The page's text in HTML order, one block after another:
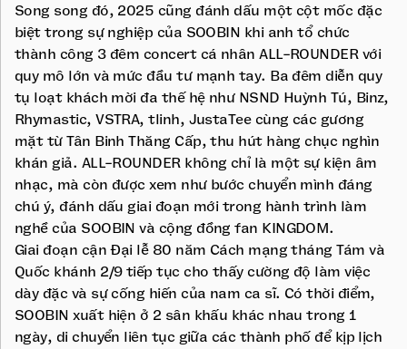
Song song đó, 2025 cũng đánh dấu một cột mốc đặc
biệt trong sự nghiệp của SOOBIN khi anh tổ chức
thành công 3 đêm concert cá nhân ALL-ROUNDER với
quy mô lớn và mức đầu tư mạnh tay. Ba đêm diễn quy
tụ loạt khách mời đa thế hệ như NSND Huỳnh Tú, Binz,
Rhymastic, VSTRA, tlinh, JustaTee cùng các gương
mặt từ Tân Binh Thăng Cấp, thu hút hàng chục nghìn
khán giả. ALL-ROUNDER không chỉ là một sự kiện âm
nhạc, mà còn được xem như bước chuyển mình đáng
chú ý, đánh dấu giai đoạn mới trong hành trình làm
nghề của SOOBIN và cộng đồng fan KINGDOM.
Giai đoạn cận Đại lễ 80 năm Cách mạng tháng Tám và
Quốc khánh 2/9 tiếp tục cho thấy cường độ làm việc
dày đặc và sự cống hiến của nam ca sĩ. Có thời điểm,
SOOBIN xuất hiện ở 2 sân khấu khác nhau trong 1
ngày, di chuyển liên tục giữa các thành phố để kịp lịch